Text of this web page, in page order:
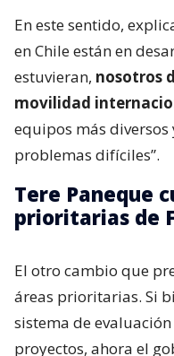
En este sentido,
en Chile están en
estuvieran, nosotros
movilidad
equipos más
problemas difíciles”.
Tere Paneque
prioritarias de
El otro cambio que
áreas prioritarias. Si
sistema de
proyectos, ahora el